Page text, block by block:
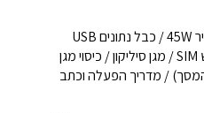
טלפון נייד / מתאם טעינה מהיר 45W / כבל נתונים USB
Type-C / סיכה לשליפת מגש SIM / מגן סיליקון / כיסוי מגן
/ מדריך הפעלה וכתב